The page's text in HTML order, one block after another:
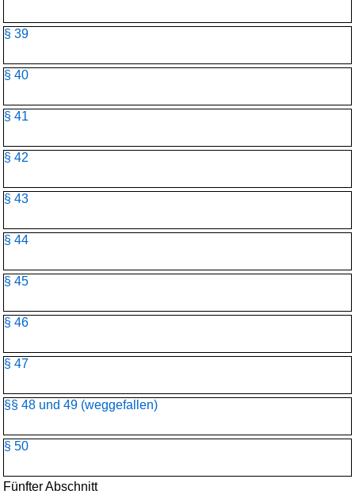
§ 39
§ 40
§ 41
§ 42
§ 43
§ 44
§ 45
§ 46
§ 47
§§ 48 und 49 (weggefallen)
§ 50
Fünfter Abschnitt